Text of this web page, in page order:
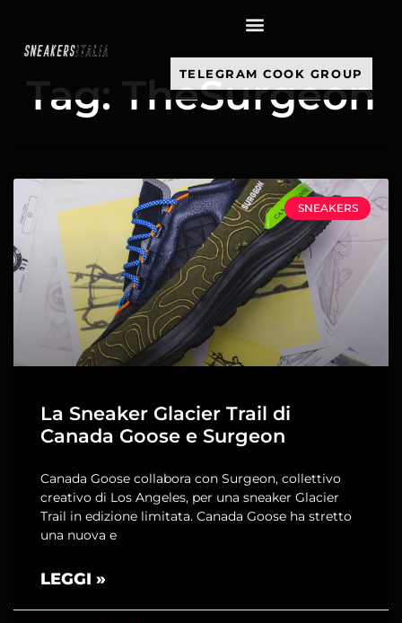
TELEGRAM COOK GROUP
Tag: TheSurgeon
SNEAKERS
La Sneaker Glacier Trail di
Canada Goose e Surgeon
Canada Goose collabora con Surgeon, collettivo
creativo di Los Angeles, per una sneaker Glacier
Trail in edizione limitata. Canada Goose ha stretto
una nuova e
LEGGI »